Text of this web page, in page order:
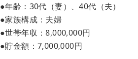
●年齢：30代（妻）、40代（夫）
●家族構成：夫婦
●世帯年収：8,000,000円
●貯金額：7,000,000円